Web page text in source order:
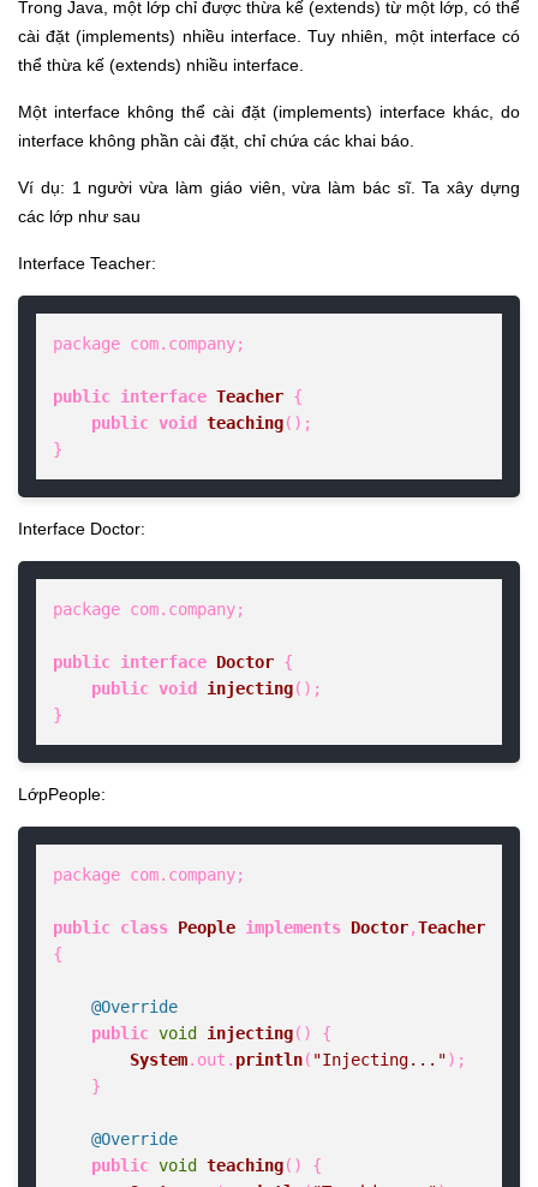
Trong Java, một lớp chỉ được thừa kế (extends) từ một lớp, có thể
cài đặt (implements) nhiều interface. Tuy nhiên, một interface có
thể thừa kế (extends) nhiều interface.
Một interface không thể cài đặt (implements) interface khác, do
interface không phần cài đặt, chỉ chứa các khai báo.
Ví dụ: 1 người vừa làm giáo viên, vừa làm bác sĩ. Ta xây dựng
các lớp như sau
Interface Teacher:
package com.company;
public interface Teacher {
public void teaching() ;
}
Interface Doctor:
package com.company;
public interface Doctor {
public void injecting() ;
}
LớpPeople:
package com. company;
public class People implements Doctor,Teacher
{
@Override
public void injecting( ) {
System. out . println( "Injecting...");
@Override
public void teaching( ) {